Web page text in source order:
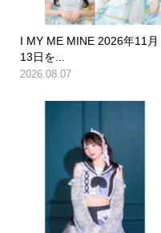
I MY ME MINE 2026年11月
13日を...
2026.08.07